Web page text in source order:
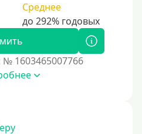
Среднее
1603465007766